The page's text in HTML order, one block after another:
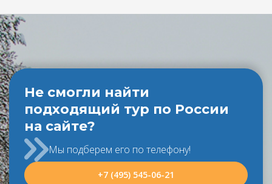
Не смогли найти
подходящий тур по России
на сайте?
Мы подберем его по телефону!
+7 (495) 545-06-21